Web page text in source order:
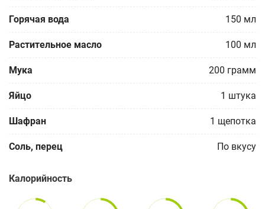
Горячая вода 150 мл
Растительное масло 100 мл
Мука 200 грамм
Яйцо 1 штука
Шафран 1 щепотка
Соль, перец По вкусу
Калорийность